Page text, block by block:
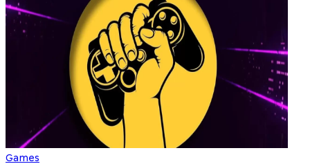
Games